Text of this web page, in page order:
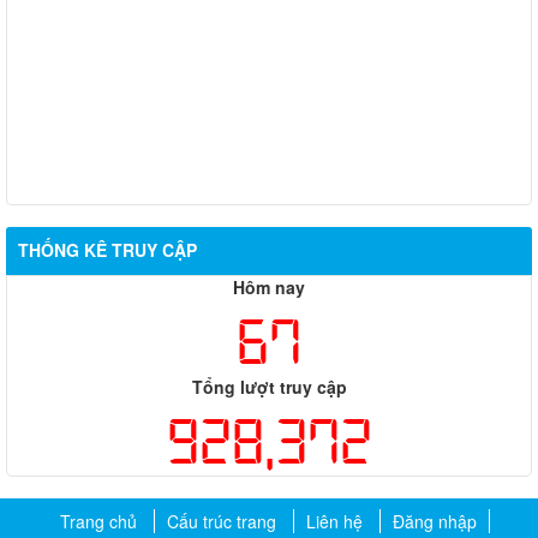
THỐNG KÊ TRUY CẬP
Hôm nay
67
Tổng lượt truy cập
928,372
Trang chủ Cấu trúc trang Liên hệ Đăng nhập